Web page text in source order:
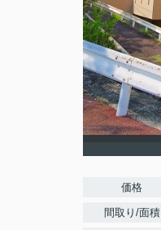
価格
間取り/面積